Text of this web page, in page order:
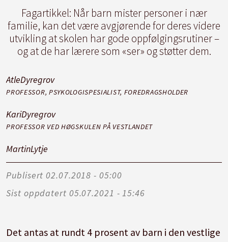
Fagartikkel: Når barn mister personer i nær
familie, kan det være avgjørende for deres videre
utvikling at skolen har gode oppfølgingsrutiner –
og at de har lærere som «ser» og støtter dem.
AtleDyregrov
PROFESSOR, PSYKOLOGISPESIALIST, FOREDRAGSHOLDER
KariDyregrov
PROFESSOR VED HØGSKULEN PÅ VESTLANDET
MartinLytje
Publisert
02.07.2018 - 05:00
Sist oppdatert
05.07.2021 - 15:46
Det antas at rundt 4 prosent av barn i den vestlige